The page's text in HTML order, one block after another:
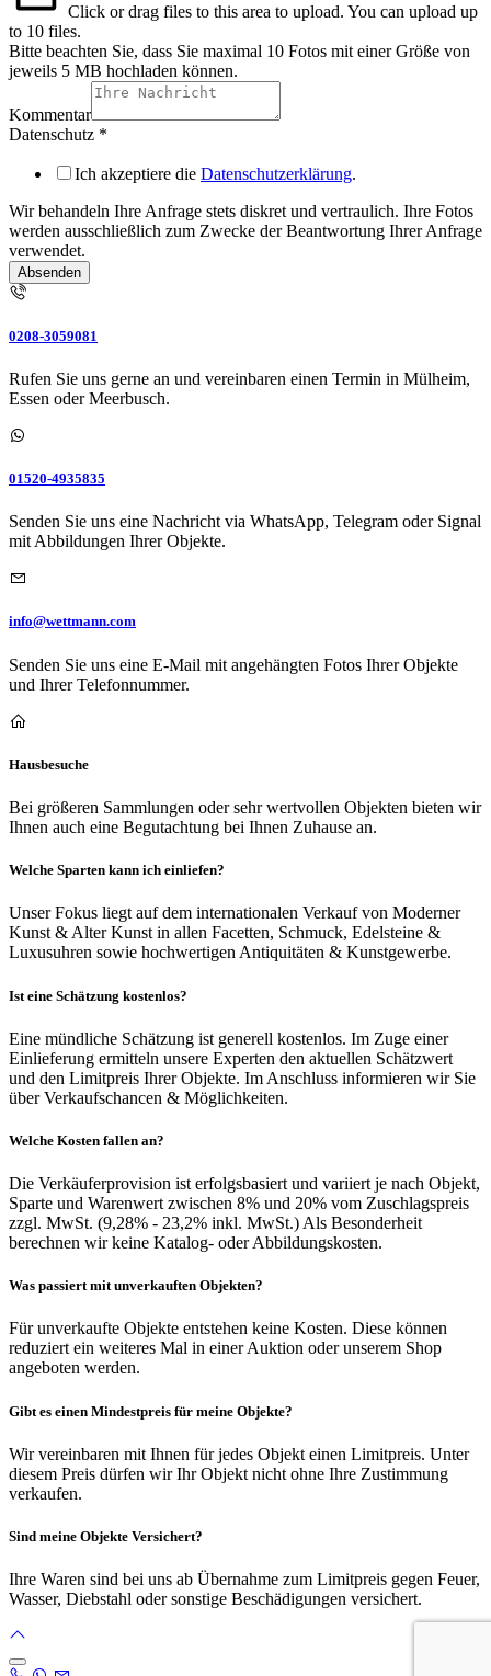
Click or drag files to this area to upload. You can upload up
to 10 files.
Bitte beachten Sie, dass Sie maximal 10 Fotos mit einer Größe von
jeweils 5 MB hochladen können.
Kommentar
Datenschutz *
Ich akzeptiere die Datenschutzerklärung.
Wir behandeln Ihre Anfrage stets diskret und vertraulich. Ihre Fotos
werden ausschließlich zum Zwecke der Beantwortung Ihrer Anfrage
verwendet.
Absenden
0208-3059081
Rufen Sie uns gerne an und vereinbaren einen Termin in Mülheim,
Essen oder Meerbusch.
01520-4935835
Senden Sie uns eine Nachricht via WhatsApp, Telegram oder Signal
mit Abbildungen Ihrer Objekte.
info@wettmann.com
Senden Sie uns eine E-Mail mit angehängten Fotos Ihrer Objekte
und Ihrer Telefonnummer.
Hausbesuche
Bei größeren Sammlungen oder sehr wertvollen Objekten bieten wir
Ihnen auch eine Begutachtung bei Ihnen Zuhause an.
Welche Sparten kann ich einliefen?
Unser Fokus liegt auf dem internationalen Verkauf von Moderner
Kunst & Alter Kunst in allen Facetten, Schmuck, Edelsteine &
Luxusuhren sowie hochwertigen Antiquitäten & Kunstgewerbe.
Ist eine Schätzung kostenlos?
Eine mündliche Schätzung ist generell kostenlos. Im Zuge einer
Einlieferung ermitteln unsere Experten den aktuellen Schätzwert
und den Limitpreis Ihrer Objekte. Im Anschluss informieren wir Sie
über Verkaufschancen & Möglichkeiten.
Welche Kosten fallen an?
Die Verkäuferprovision ist erfolgsbasiert und variiert je nach Objekt,
Sparte und Warenwert zwischen 8% und 20% vom Zuschlagspreis
zzgl. MwSt. (9,28% - 23,2% inkl. MwSt.) Als Besonderheit
berechnen wir keine Katalog- oder Abbildungskosten.
Was passiert mit unverkauften Objekten?
Für unverkaufte Objekte entstehen keine Kosten. Diese können
reduziert ein weiteres Mal in einer Auktion oder unserem Shop
angeboten werden.
Gibt es einen Mindestpreis für meine Objekte?
Wir vereinbaren mit Ihnen für jedes Objekt einen Limitpreis. Unter
diesem Preis dürfen wir Ihr Objekt nicht ohne Ihre Zustimmung
verkaufen.
Sind meine Objekte Versichert?
Ihre Waren sind bei uns ab Übernahme zum Limitpreis gegen Feuer,
Wasser, Diebstahl oder sonstige Beschädigungen versichert.